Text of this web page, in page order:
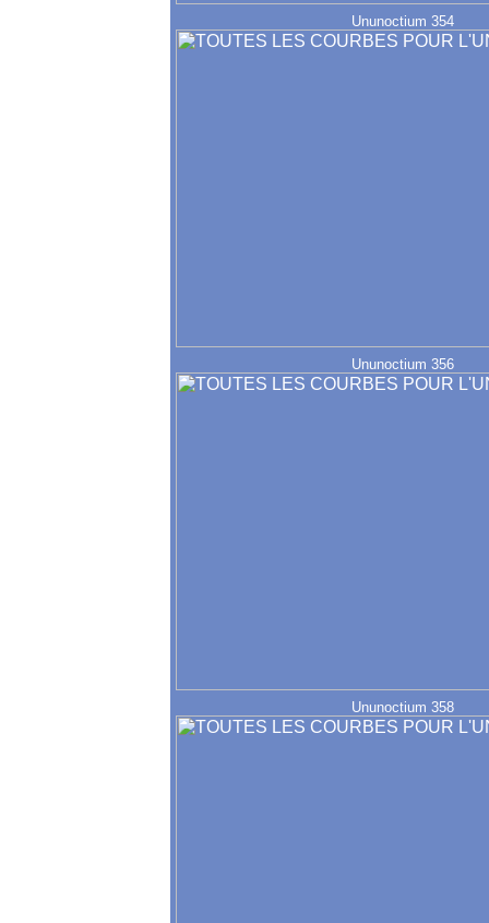
Ununoctium 354
Ununoctium 356
Ununoctium 358